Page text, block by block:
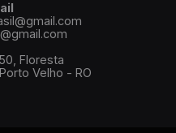
Floresta
Velho - RO